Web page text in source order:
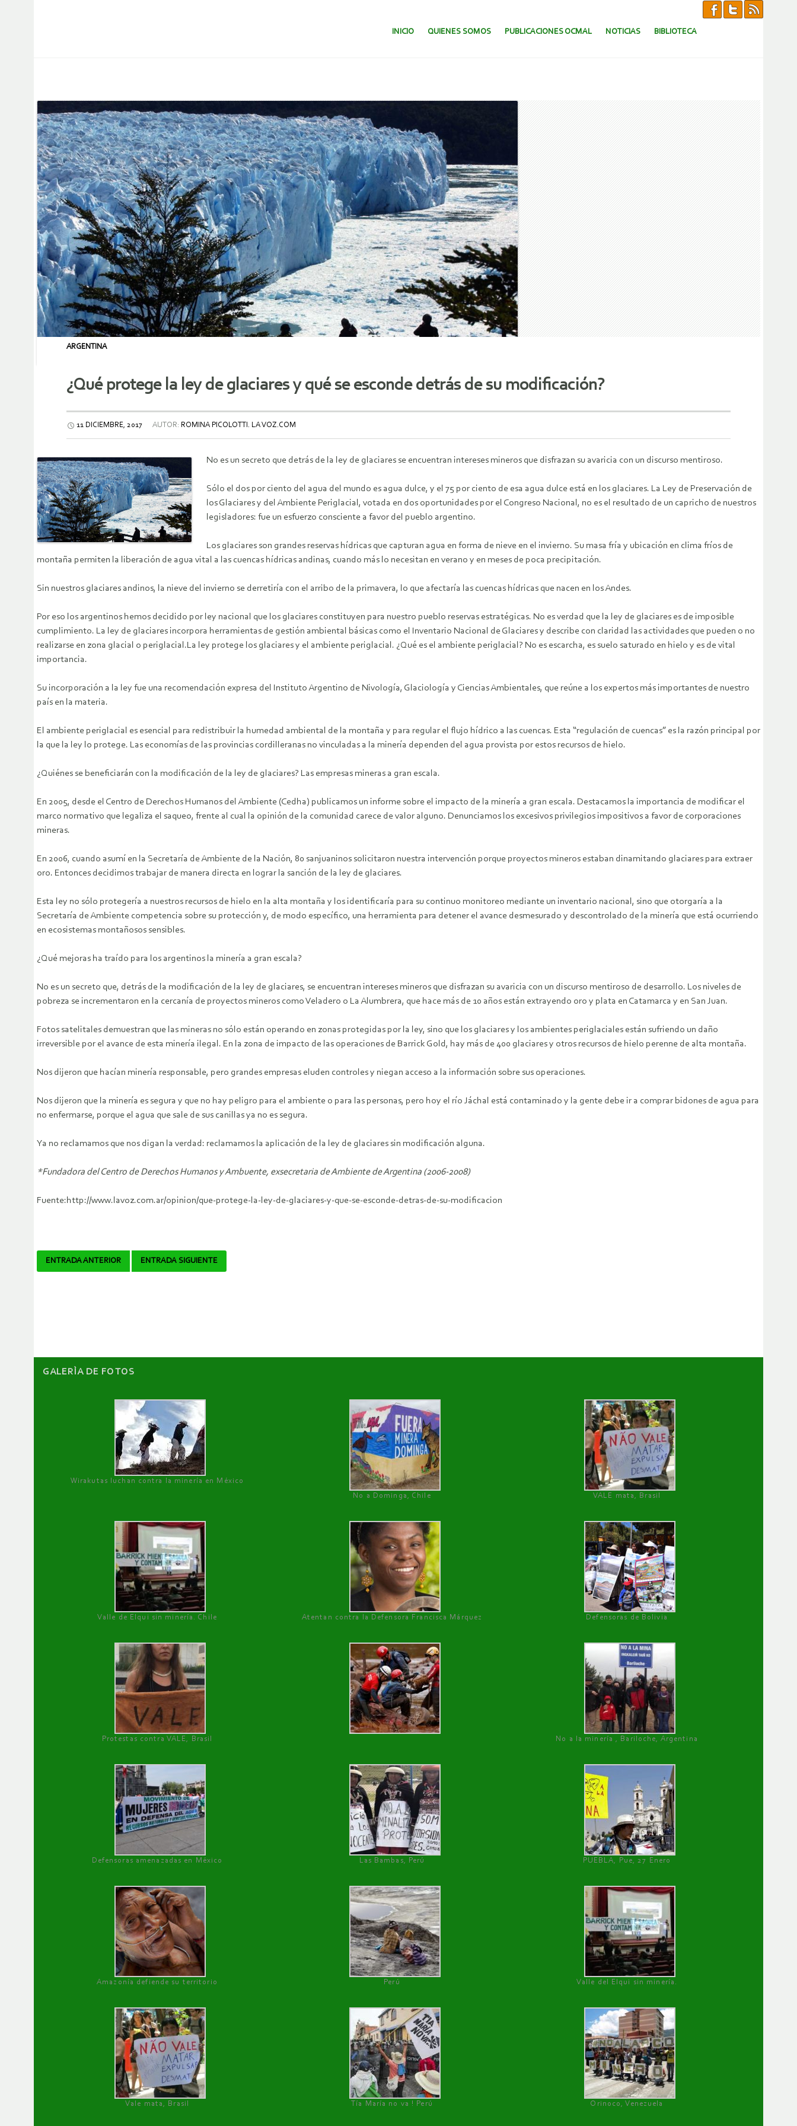
SALTAR AL CONTENIDO.
INICIO QUIENES SOMOS PUBLICACIONES OCMAL NOTICIAS BIBLIOTECA
ARGENTINA
¿Qué protege la ley de glaciares y qué se esconde detrás de su modificación?
11 DICIEMBRE, 2017 AUTOR: ROMINA PICOLOTTI. LA VOZ.COM
No es un secreto que detrás de la ley de glaciares se encuentran intereses mineros que disfrazan su avaricia con un discurso mentiroso.
Sólo el dos por ciento del agua del mundo es agua dulce, y el 75 por ciento de esa agua dulce está en los glaciares. La Ley de Preservación de
los Glaciares y del Ambiente Periglacial, votada en dos oportunidades por el Congreso Nacional, no es el resultado de un capricho de nuestros
legisladores: fue un esfuerzo consciente a favor del pueblo argentino.
Los glaciares son grandes reservas hídricas que capturan agua en forma de nieve en el invierno. Su masa fría y ubicación en clima fríos de
montaña permiten la liberación de agua vital a las cuencas hídricas andinas, cuando más lo necesitan en verano y en meses de poca precipitación.
Sin nuestros glaciares andinos, la nieve del invierno se derretiría con el arribo de la primavera, lo que afectaría las cuencas hídricas que nacen en los Andes.
Por eso los argentinos hemos decidido por ley nacional que los glaciares constituyen para nuestro pueblo reservas estratégicas. No es verdad que la ley de glaciares es de imposible
cumplimiento. La ley de glaciares incorpora herramientas de gestión ambiental básicas como el Inventario Nacional de Glaciares y describe con claridad las actividades que pueden o no
realizarse en zona glacial o periglacial.La ley protege los glaciares y el ambiente periglacial. ¿Qué es el ambiente periglacial? No es escarcha, es suelo saturado en hielo y es de vital
importancia.
Su incorporación a la ley fue una recomendación expresa del Instituto Argentino de Nivología, Glaciología y Ciencias Ambientales, que reúne a los expertos más importantes de nuestro
país en la materia.
El ambiente periglacial es esencial para redistribuir la humedad ambiental de la montaña y para regular el flujo hídrico a las cuencas. Esta “regulación de cuencas” es la razón principal por
la que la ley lo protege. Las economías de las provincias cordilleranas no vinculadas a la minería dependen del agua provista por estos recursos de hielo.
¿Quiénes se beneficiarán con la modificación de la ley de glaciares? Las empresas mineras a gran escala.
En 2005, desde el Centro de Derechos Humanos del Ambiente (Cedha) publicamos un informe sobre el impacto de la minería a gran escala. Destacamos la importancia de modificar el
marco normativo que legaliza el saqueo, frente al cual la opinión de la comunidad carece de valor alguno. Denunciamos los excesivos privilegios impositivos a favor de corporaciones
mineras.
En 2006, cuando asumí en la Secretaría de Ambiente de la Nación, 80 sanjuaninos solicitaron nuestra intervención porque proyectos mineros estaban dinamitando glaciares para extraer
oro. Entonces decidimos trabajar de manera directa en lograr la sanción de la ley de glaciares.
Esta ley no sólo protegería a nuestros recursos de hielo en la alta montaña y los identificaría para su continuo monitoreo mediante un inventario nacional, sino que otorgaría a la
Secretaría de Ambiente competencia sobre su protección y, de modo específico, una herramienta para detener el avance desmesurado y descontrolado de la minería que está ocurriendo
en ecosistemas montañosos sensibles.
¿Qué mejoras ha traído para los argentinos la minería a gran escala?
No es un secreto que, detrás de la modificación de la ley de glaciares, se encuentran intereses mineros que disfrazan su avaricia con un discurso mentiroso de desarrollo. Los niveles de
pobreza se incrementaron en la cercanía de proyectos mineros como Veladero o La Alumbrera, que hace más de 10 años están extrayendo oro y plata en Catamarca y en San Juan.
Fotos satelitales demuestran que las mineras no sólo están operando en zonas protegidas por la ley, sino que los glaciares y los ambientes periglaciales están sufriendo un daño
irreversible por el avance de esta minería ilegal. En la zona de impacto de las operaciones de Barrick Gold, hay más de 400 glaciares y otros recursos de hielo perenne de alta montaña.
Nos dijeron que hacían minería responsable, pero grandes empresas eluden controles y niegan acceso a la información sobre sus operaciones.
Nos dijeron que la minería es segura y que no hay peligro para el ambiente o para las personas, pero hoy el río Jáchal está contaminado y la gente debe ir a comprar bidones de agua para
no enfermarse, porque el agua que sale de sus canillas ya no es segura.
Ya no reclamamos que nos digan la verdad: reclamamos la aplicación de la ley de glaciares sin modificación alguna.
*Fundadora del Centro de Derechos Humanos y Ambuente, exsecretaria de Ambiente de Argentina (2006-2008)
Fuente:http://www.lavoz.com.ar/opinion/que-protege-la-ley-de-glaciares-y-que-se-esconde-detras-de-su-modificacion
Navegador
ENTRADA ANTERIOR ENTRADA SIGUIENTE
GALERÌA DE FOTOS
Wirakutas luchan contra la minería en México
No a Dominga, Chile
VALE mata, Brasil
Valle de Elqui sin minería. Chile Atentan contra la Defensora Francisca Márquez Defensoras de Bolivia
Protestas contra VALE, Brasil No a la minería , Bariloche, Argentina
Defensoras amenazadas en México Las Bambas, Perú PUEBLA, Pue, 27 Enero
Amazonía defiende su territorio Perú Valle del Elqui sin minería.
Vale mata, Brasil Tía María no va ! Perú Orinoco, Venezuela